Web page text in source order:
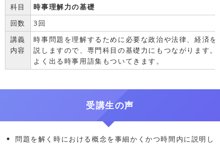
科目
時事理解力の基礎
回数
3回
講義
内容
時事問題を理解するために必要な政治や法律、経済を
説しますので、専門科目の基礎力にもつながります。
よく出る時事用語集もついてきます。
受講生の声
問題を解く時における概念を事細かくかつ時間内に説明し